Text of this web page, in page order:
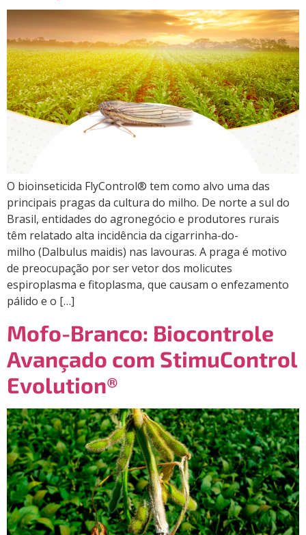
O bioinseticida FlyControl® tem como alvo uma das
principais pragas da cultura do milho. De norte a sul do
Brasil, entidades do agronegócio e produtores rurais
têm relatado alta incidência da cigarrinha-do-
milho (Dalbulus maidis) nas lavouras. A praga é motivo
de preocupação por ser vetor dos molicutes
espiroplasma e fitoplasma, que causam o enfezamento
pálido e o […]
Mofo-Branco: Biocontrole
Avançado com StimuControl
Evolution®